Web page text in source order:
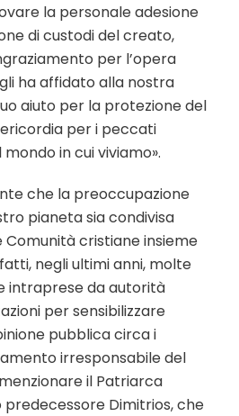
la personale adesione
di custodi del creato,
per l’opera
ha affidato alla nostra
aiuto per la protezione del
per i peccati
in cui viviamo».
che la preoccupazione
pianeta sia condivisa
Comunità cristiane insieme
negli ultimi anni, molte
intraprese da autorità
per sensibilizzare
pubblica circa i
irresponsabile del
il Patriarca
predecessore Dimitrios, che